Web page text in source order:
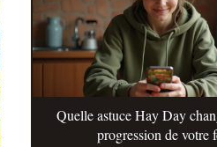
Quelle astuce Hay Day
progression de votre